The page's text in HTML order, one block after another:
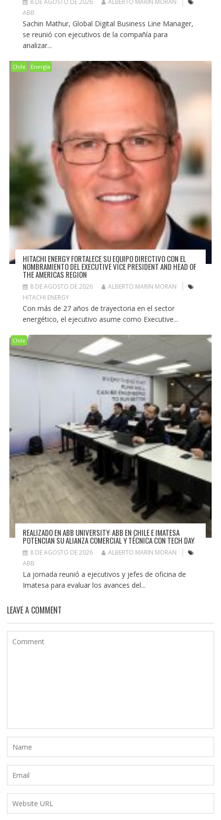
ABB
Sachin Mathur, Global Digital Business Line Manager,
se reunió con ejecutivos de la compañía para
analizar...
Chile Energía
HITACHI ENERGY FORTALECE SU EQUIPO DIRECTIVO CON EL
NOMBRAMIENTO DEL EXECUTIVE VICE PRESIDENT AND HEAD OF
THE AMERICAS REGION
8 DE AGOSTO DE 2026
ALBERTO MARIN MORAN
HITACHI ENERGY
Con más de 27 años de trayectoria en el sector
energético, el ejecutivo asume como Executive...
Chile
REALIZADO EN ABB UNIVERSITY: ABB EN CHILE E IMATESA
POTENCIAN SU ALIANZA COMERCIAL Y TÉCNICA CON TECH DAY
8 DE AGOSTO DE 2026
ALBERTO MARIN MORAN
ABB
La jornada reunió a ejecutivos y jefes de oficina de
Imatesa para evaluar los avances del...
LEAVE A COMMENT